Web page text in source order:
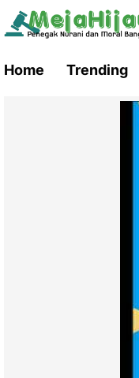
Home Trending